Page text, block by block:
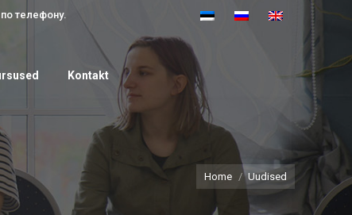
телефону.
Kontakt
You are here:
Home Uudised
Kontakt